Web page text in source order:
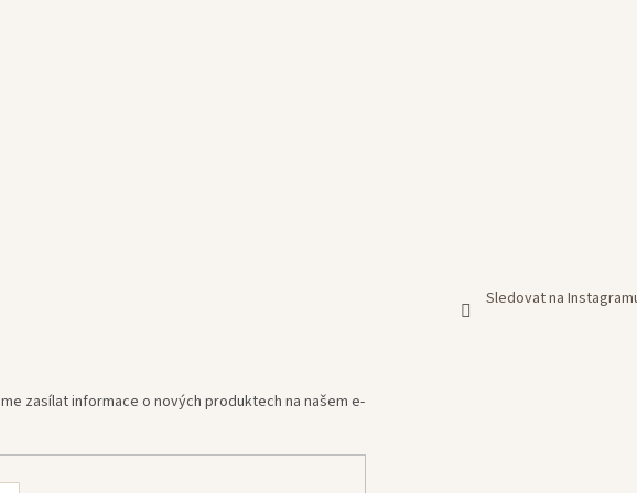
Sledovat na
zasílat informace o nových produktech na našem e-